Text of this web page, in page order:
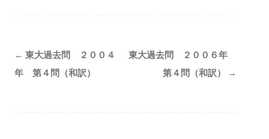
Post
navigation
← 東大過去問 ２００４
年 第４問（和訳）
東大過去問 ２００６年
第４問（和訳）
→